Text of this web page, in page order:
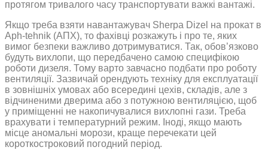
протягом тривалого часу транспортувати важкі вантажі.
Якщо треба взяти навантажувач Sherpa Dizel на прокат в
Aph-tehnik (АПХ), то фахівці розкажуть і про те, яких
вимог безпеки важливо дотримуватися. Так, обов’язково
будуть вихлопи, що передбачено самою специфікою
роботи дизеля. Тому варто завчасно подбати про роботу
вентиляції. Зазвичай орендують техніку для експлуатації
в зовнішніх умовах або всередині цехів, складів, але з
відчиненими дверима або з потужною вентиляцією, щоб
у приміщенні не накопичувалися вихлопні гази. Треба
врахувати і температурний режим. Іноді, якщо мають
місце аномальні морози, краще перечекати цей
короткостроковий погодний період.